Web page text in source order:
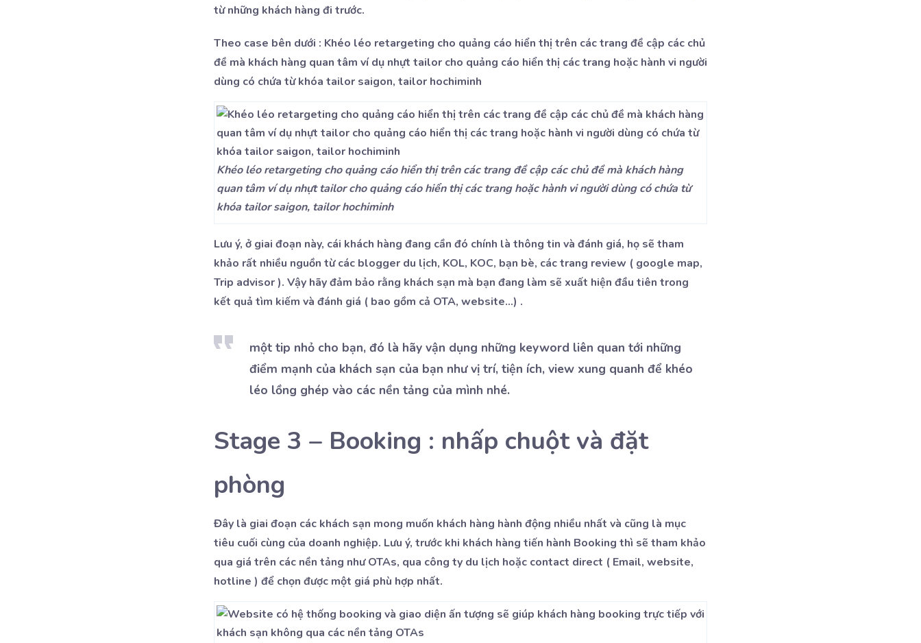
từ những khách hàng đi trước.
Theo case bên dưới : Khéo léo retargeting cho quảng cáo hiển thị trên các trang đề cập các chủ
đề mà khách hàng quan tâm ví dụ nhựt tailor cho quảng cáo hiển thị các trang hoặc hành vi người
dùng có chứa từ khóa tailor saigon, tailor hochiminh
Khéo léo retargeting cho quảng cáo hiển thị trên các trang đề cập các chủ đề mà khách hàng
quan tâm ví dụ nhựt tailor cho quảng cáo hiển thị các trang hoặc hành vi người dùng có chứa từ
khóa tailor saigon, tailor hochiminh
Lưu ý, ở giai đoạn này, cái khách hàng đang cần đó chính là thông tin và đánh giá, họ sẽ tham
khảo rất nhiều nguồn từ các blogger du lịch, KOL, KOC, bạn bè, các trang review ( google map,
Trip advisor ). Vậy hãy đảm bảo rằng khách sạn mà bạn đang làm sẽ xuất hiện đầu tiên trong
kết quả tìm kiếm và đánh giá ( bao gồm cả OTA, website…) .
một tip nhỏ cho bạn, đó là hãy vận dụng những keyword liên quan tới những
điểm mạnh của khách sạn của bạn như vị trí, tiện ích, view xung quanh để khéo
léo lồng ghép vào các nền tảng của mình nhé.
Stage 3 – Booking : nhấp chuột và đặt
phòng
Đây là giai đoạn các khách sạn mong muốn khách hàng hành động nhiều nhất và cũng là mục
tiêu cuối cùng của doanh nghiệp. Lưu ý, trước khi khách hàng tiến hành Booking thì sẽ tham khảo
qua giá trên các nền tảng như OTAs, qua công ty du lịch hoặc contact direct ( Email, website,
hotline ) để chọn được một giá phù hợp nhất.